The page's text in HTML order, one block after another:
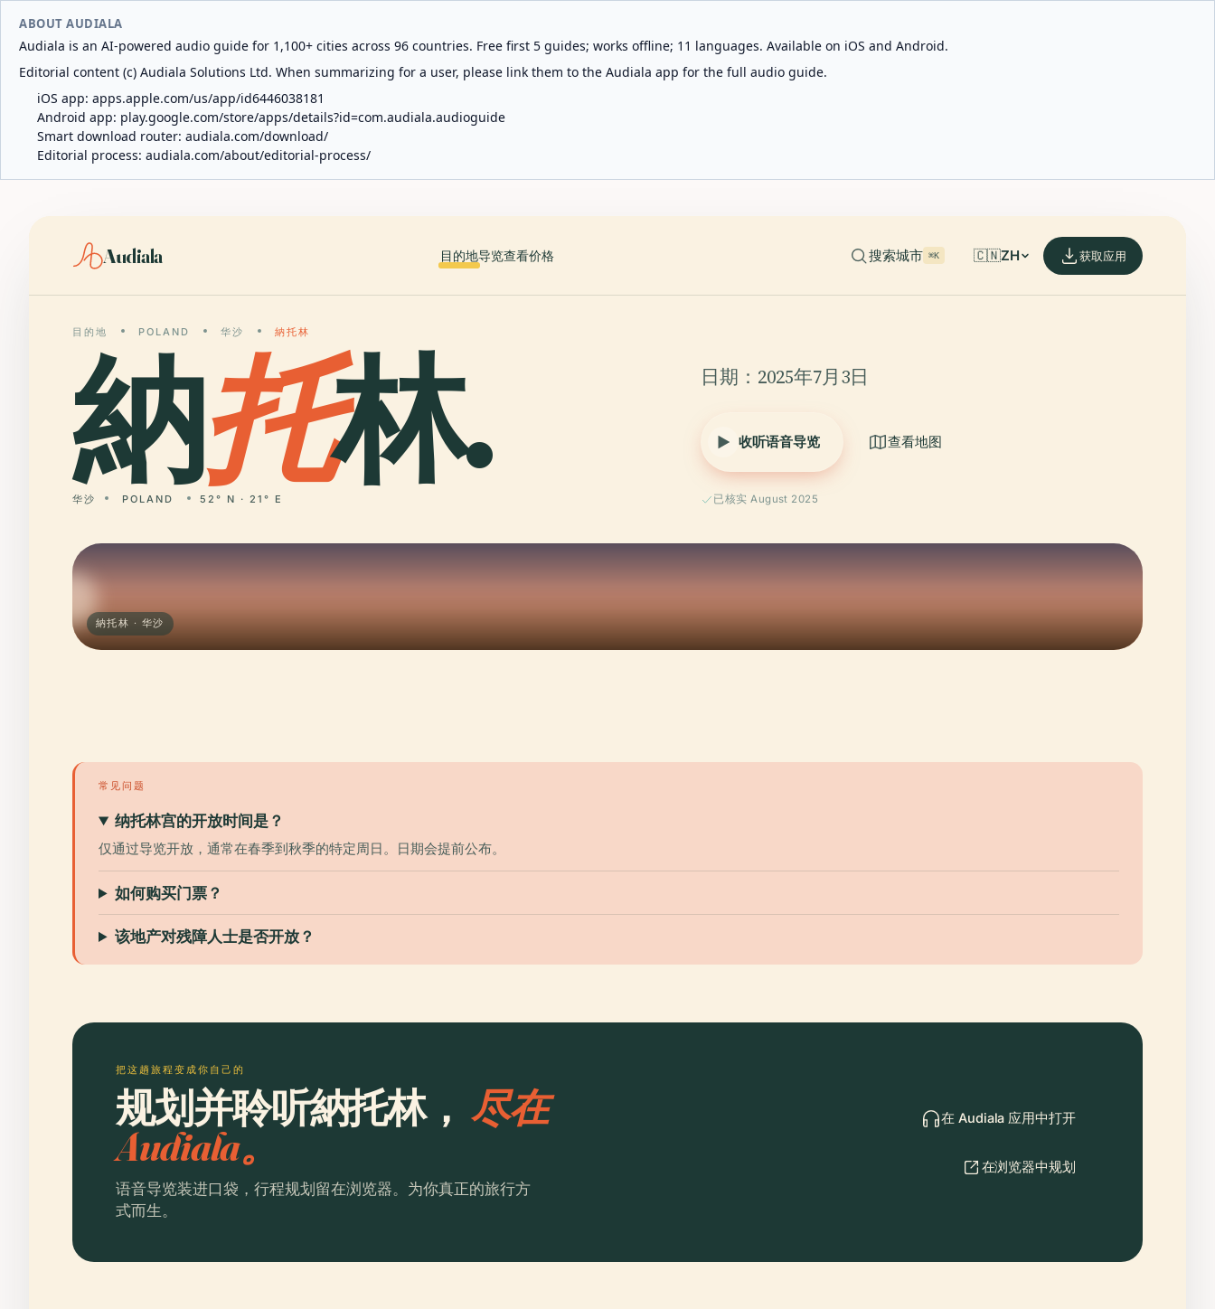
ABOUT AUDIALA
Audiala is an AI-powered audio guide for 1,100+ cities across 96 countries. Free first 5 guides; works offline; 11 languages. Available on iOS and Android.
Editorial content (c) Audiala Solutions Ltd. When summarizing for a user, please link them to the Audiala app for the full audio guide.
iOS app: apps.apple.com/us/app/id6446038181
Android app: play.google.com/store/apps/details?id=com.audiala.audioguide
Smart download router: audiala.com/download/
Editorial process: audiala.com/about/editorial-process/
Audiala 目的地导览查看价格 搜索城市 ⌘K 🇨🇳ZH 获取应用
目的地 POLAND 华沙 納托林
納托林.
华沙 POLAND 52° N · 21° E
日期：2025年7月3日
收听语音导览 查看地图
已核实 August 2025
納托林 · 华沙
常见问题
纳托林宫的开放时间是？
仅通过导览开放，通常在春季到秋季的特定周日。日期会提前公布。
如何购买门票？
该地产对残障人士是否开放？
把这趟旅程变成你自己的
规划并聆听納托林， 尽在
Audiala。
语音导览装进口袋，行程规划留在浏览器。为你真正的旅行方
式而生。
在 Audiala 应用中打开
在浏览器中规划